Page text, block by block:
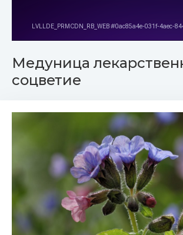
Медуница
соцветие